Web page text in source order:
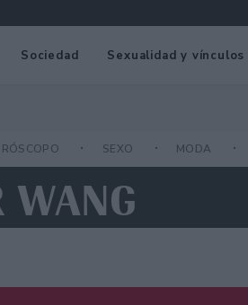
Sociedad Sexualidad y vínculos
SEXO MODA
WANG